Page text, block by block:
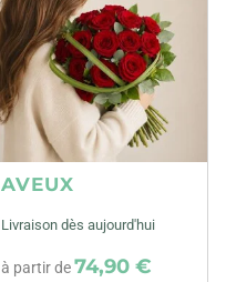
AVEUX
Livraison dès aujourd'hui
à partir de74,90 €